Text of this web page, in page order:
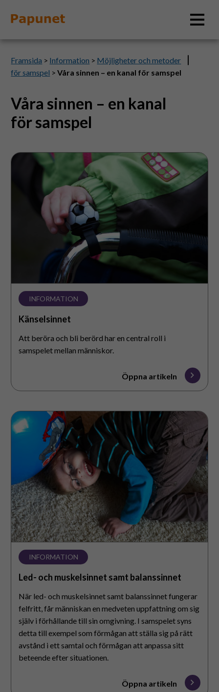
Information
Material
Bildverktyg
Tillgänglighet
Suomeksi
In English
Framsida > Information > Möjligheter och metoder
för samspel >Våra sinnen – en kanal för samspel
Våra sinnen – en kanal
för samspel
Känselsinnet
INFORMATION
Känselsinnet
Att beröra och bli berörd har en central roll i
samspelet mellan människor.
Öppna artikeln
Led-
och
muskelsinnet
balanssinnet
INFORMATION
Led- och muskelsinnet samt balanssinnet
När led- och muskelsinnet samt balanssinnet fungerar
felfritt, får människan en medveten uppfattning om sig
själv i förhållande till sin omgivning. I samspelet syns
detta till exempel som förmågan att ställa sig på rätt
avstånd i ett samtal och förmågan att anpassa sitt
beteende efter situationen.
Öppna artikeln